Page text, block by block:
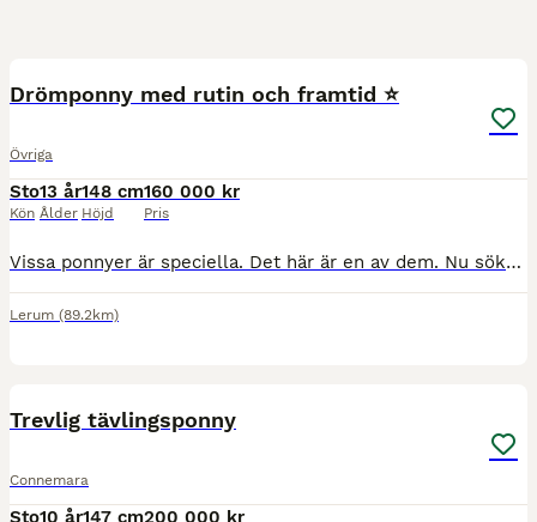
Drömponny med rutin och framtid ⭐️
Övriga
Sto
Kön
13 år
Ålder
148 cm
Höjd
160 000 kr
Pris
Vissa ponnyer är speciella. Det här är en av dem. Nu söker vår fantastiska ponny sitt nästa hem – vi önskar henne ett hem där hon får stå i centrum och fortsätta göra det hon älskar. Sessan är en max
Lerum (89.2km)
Trevlig tävlingsponny
Connemara
Sto10 år147 cm200 000 kr